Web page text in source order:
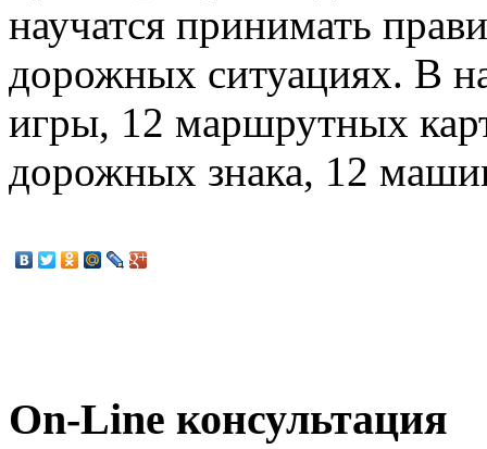
научатся принимать
дорожных ситуациях. В
игры, 12 маршрутных
дорожных знака, 12
On-Line консультация